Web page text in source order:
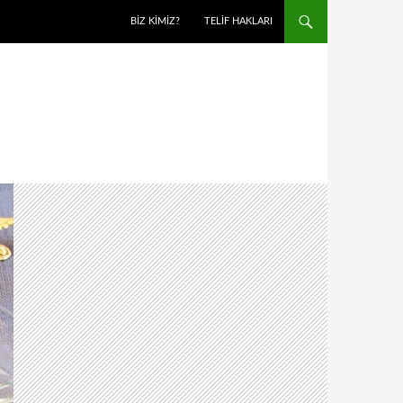
BIZ KIMIZ? TELIF HAKLARI